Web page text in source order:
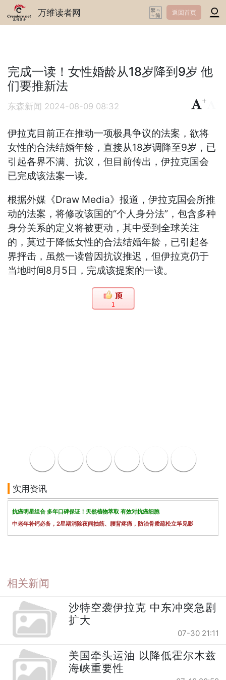
万维读者网 返回首页
完成一读！女性婚龄从18岁降到9岁 他
们要推新法
东森新闻 2024-08-09 08:32
+
伊拉克目前正在推动一项极具争议的法案，欲将
女性的合法结婚年龄，直接从18岁调降至9岁，已
引起各界不满、抗议，但目前传出，伊拉克国会
已完成该法案一读。
根据外媒《Draw Media》报道，伊拉克国会所推
动的法案，将修改该国的“个人身分法”，包含多种
身分关系的定义将被更动，其中受到全球关注
的，莫过于降低女性的合法结婚年龄，已引起各
界抨击，虽然一读曾因抗议推迟，但伊拉克仍于
当地时间8月5日，完成该提案的一读。
1
实用资讯
抗癌明星组合 多年口碑保证！天然植物萃取 有效对抗癌细胞
中老年补钙必备，2星期消除夜间抽筋、腰背疼痛，防治骨质疏松立竿见影
相关新闻
沙特空袭伊拉克 中东冲突急剧
扩大
07-30 21:11
美国牵头运油 以降低霍尔木兹
海峡重要性